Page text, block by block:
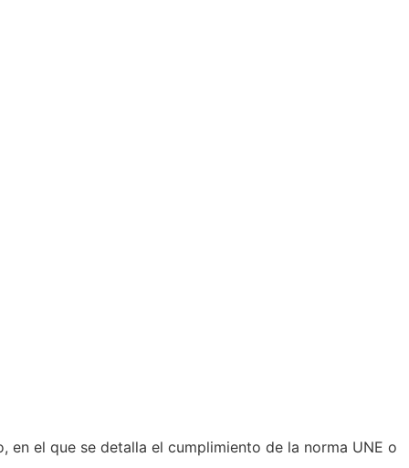
el que se detalla el cumplimiento de la norma UNE o